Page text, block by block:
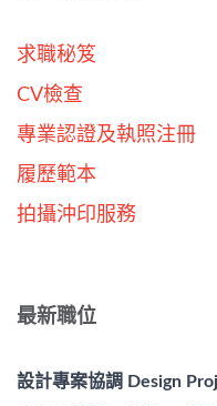
求職秘笈
CV檢查
專業認證及執照注冊
履歷範本
拍攝沖印服務
最新職位
設計專案協調 Design